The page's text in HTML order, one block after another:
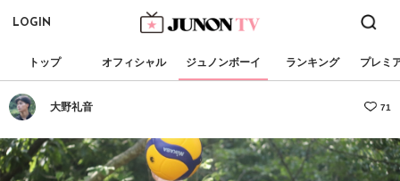
LOGIN
トップ オフィシャル ジュノンボーイ ランキング プレミ
大野礼音 71